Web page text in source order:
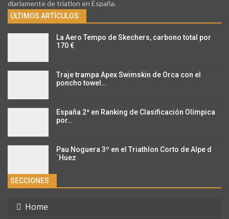
diariamente de triatlon en España.
ÚLTIMOS ARTÍCULOS
La Aero Tempo de Skechers, carbono total por
170 €
Traje trampa Apex Swimskin de Orca con el
poncho towel…
España 2ª en Ranking de Clasificación Olímpica
por…
Pau Noguera 3º en el Triathlon Corto de Alpe d
´Huez
SECCIONES
Home